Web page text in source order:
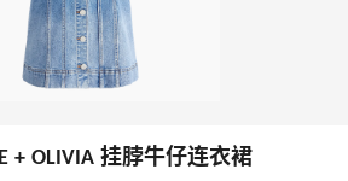
+ OLIVIA 挂脖牛仔连衣裙